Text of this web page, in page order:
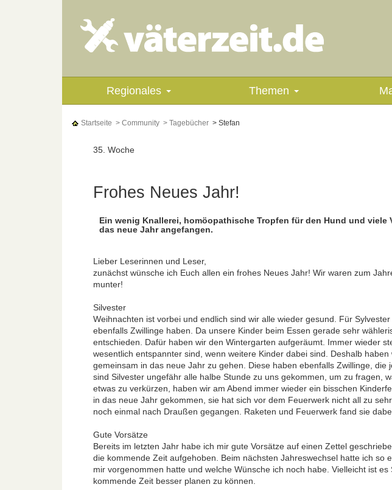
Regionales Themen
Startseite > Community > Tagebücher > Stefan
35. Woche
Frohes Neues Jahr!
Ein wenig Knallerei, homöopathische Tropfen für den Hund und viele
das neue Jahr angefangen.
Lieber Leserinnen und Leser,
zunächst wünsche ich Euch allen ein frohes Neues Jahr! Wir waren zum
munter!
Silvester
Weihnachten ist vorbei und endlich sind wir alle wieder gesund. Für
ebenfalls Zwillinge haben. Da unsere Kinder beim Essen gerade sehr
entschieden. Dafür haben wir den Wintergarten aufgeräumt. Immer wieder
wesentlich entspannter sind, wenn weitere Kinder dabei sind. Deshalb
gemeinsam in das neue Jahr zu gehen. Diese haben ebenfalls Zwillinge, die
sind Silvester ungefähr alle halbe Stunde zu uns gekommen, um zu fragen,
etwas zu verkürzen, haben wir am Abend immer wieder ein bisschen
in das neue Jahr gekommen, sie hat sich vor dem Feuerwerk nicht all zu
noch einmal nach Draußen gegangen. Raketen und Feuerwerk fand sie
Gute Vorsätze
Bereits im letzten Jahr habe ich mir gute Vorsätze auf einen Zettel
die kommende Zeit aufgehoben. Beim nächsten Jahreswechsel hatte ich so
mir vorgenommen hatte und welche Wünsche ich noch habe. Vielleicht ist
kommende Zeit besser planen zu können.